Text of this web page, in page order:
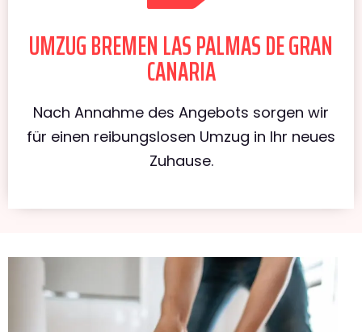
UMZUG BREMEN LAS PALMAS DE GRAN
CANARIA
Nach Annahme des Angebots sorgen wir
für einen reibungslosen Umzug in Ihr neues
Zuhause.